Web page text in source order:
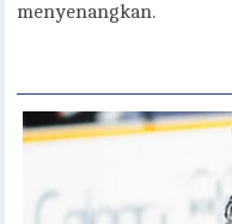
menyenangkan.